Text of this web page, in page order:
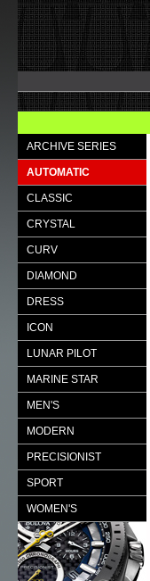
ARCHIVE SERIES
AUTOMATIC
CLASSIC
CRYSTAL
CURV
DIAMOND
DRESS
ICON
LUNAR PILOT
MARINE STAR
MEN'S
MODERN
PRECISIONIST
SPORT
WOMEN'S